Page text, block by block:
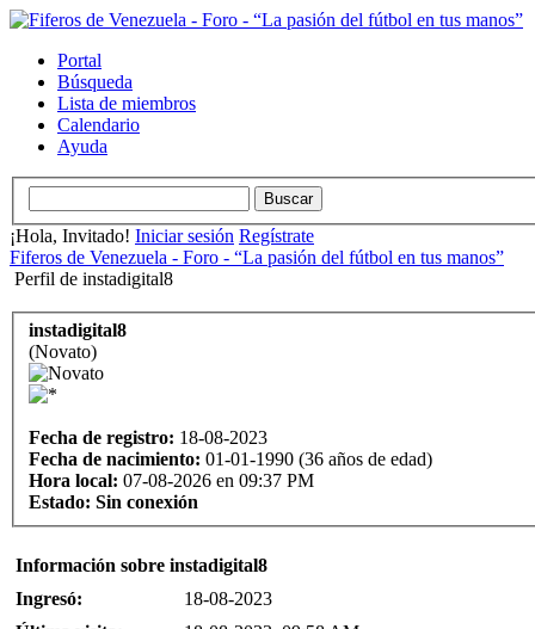
Portal
Búsqueda
Lista de miembros
Calendario
Ayuda
¡Hola, Invitado! Iniciar sesión Regístrate
Fiferos de Venezuela - Foro - “La pasión del fútbol en tus manos”
Perfil de instadigital8
instadigital8
(Novato)
Fecha de registro: 18-08-2023
Fecha de nacimiento: 01-01-1990 (36 años de edad)
Hora local: 07-08-2026 en 09:37 PM
Estado: Sin conexión
Información sobre instadigital8
Ingresó:
18-08-2023